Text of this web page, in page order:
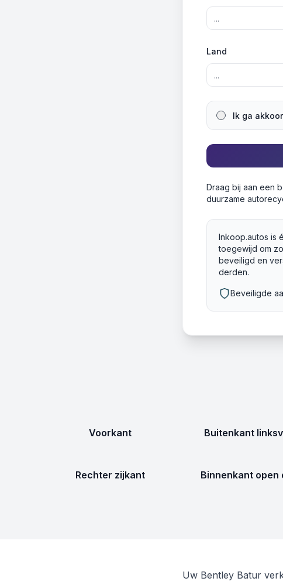
Land
Ik ga
Draag bij aan een
duurzame
Inkoop.autos is
toegewijd om
beveiligd en
derden.
Beveiligde
Voorkant Buitenkant
Rechter zijkant Binnenkant open
Uw Bentley Batur